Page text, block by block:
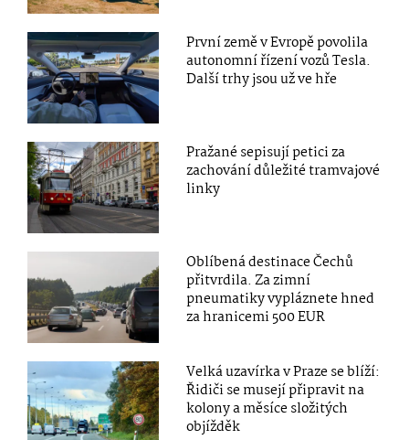
První země v Evropě povolila
autonomní řízení vozů Tesla.
Další trhy jsou už ve hře
Pražané sepisují petici za
zachování důležité tramvajové
linky
Oblíbená destinace Čechů
přitvrdila. Za zimní
pneumatiky vypláznete hned
za hranicemi 500 EUR
Velká uzavírka v Praze se blíží:
Řidiči se musejí připravit na
kolony a měsíce složitých
objížděk